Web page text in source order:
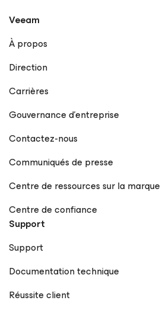
Veeam
À propos
Direction
Carrières
Gouvernance d’entreprise
Contactez-nous
Communiqués de presse
Centre de ressources sur la marque
Centre de confiance
Support
Support
Documentation technique
Réussite client